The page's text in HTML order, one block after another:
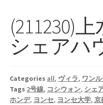
(211230)
シェアハ
Categories all, ヴィラ, ワン
Tags 2号線, コシウォン, シェ
ホンデ, ヨンセ, ヨンセ大学, 京